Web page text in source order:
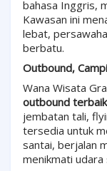
bahasa Inggris,
Kawasan ini
lebat,
berbatu.
Outbound,
Wana Wisata
outbound terbaik
jembatan tali,
tersedia untuk
santai, berjalan
menikmati udara